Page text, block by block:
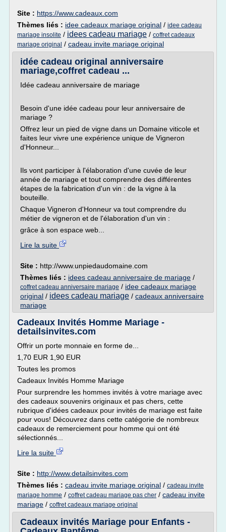
Site : https://www.cadeaux.com
Thèmes liés : idee cadeaux mariage original / idee cadeau
mariage insolite / idees cadeau mariage / coffret cadeaux
mariage original / cadeau invite mariage original
idée cadeau original anniversaire
mariage,coffret cadeau ...
Idée cadeau anniversaire de mariage
Besoin d'une idée cadeau pour leur anniversaire de
mariage ?
Offrez leur un pied de vigne dans un Domaine viticole et
faites leur vivre une expérience unique de Vigneron
d'Honneur...
Ils vont participer à l'élaboration d'une cuvée de leur
année de mariage et tout comprendre des différentes
étapes de la fabrication d'un vin : de la vigne à la
bouteille.
Chaque Vigneron d'Honneur va tout comprendre du
métier de vigneron et de l'élaboration d'un vin :
grâce à son espace web...
Lire la suite
Site : http://www.unpiedaudomaine.com
Thèmes liés : idees cadeau anniversaire de mariage /
coffret cadeau anniversaire mariage / idee cadeaux mariage
original / idees cadeau mariage / cadeaux anniversaire
mariage
Cadeaux Invités Homme Mariage -
detailsinvites.com
Offrir un porte monnaie en forme de...
1,70 EUR 1,90 EUR
Toutes les promos
Cadeaux Invités Homme Mariage
Pour surprendre les hommes invités à votre mariage avec
des cadeaux souvenirs originaux et pas chers, cette
rubrique d'idées cadeaux pour invités de mariage est faite
pour vous! Découvrez dans cette catégorie de nombreux
cadeaux de remerciement pour homme qui ont été
sélectionnés...
Lire la suite
Site : http://www.detailsinvites.com
Thèmes liés : cadeau invite mariage original / cadeau invite
mariage homme / coffret cadeau mariage pas cher / cadeau invite
mariage / coffret cadeaux mariage original
Cadeaux invités Mariage pour Enfants -